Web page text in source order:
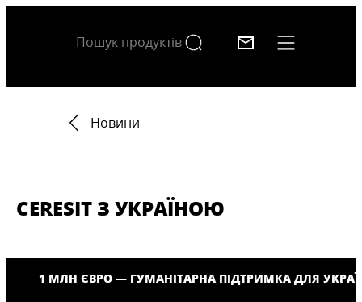
Новини
CERESIT З УКРАЇНОЮ
1 МЛН ЄВРО — ГУМАНІТАРНА ПІДТРИМКА ДЛЯ